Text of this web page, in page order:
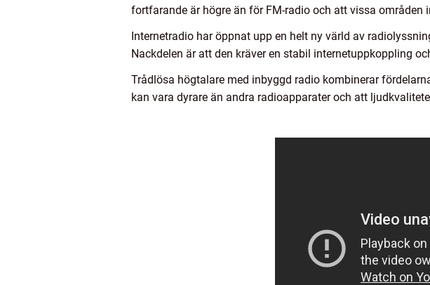
fortfarande är högre än för FM-radio och att vissa områden
Internetradio har öppnat upp en helt ny värld av
Nackdelen är att den kräver en stabil internetuppkoppling
Trådlösa högtalare med inbyggd radio kombinerar
kan vara dyrare än andra radioapparater och att